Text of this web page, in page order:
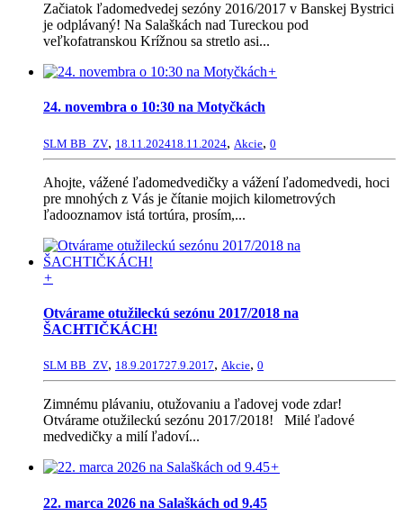
Začiatok ľadomedvedej sezóny 2016/2017 v Banskej Bystrici
je odplávaný! Na Salaškách nad Tureckou pod
veľkofatranskou Krížnou sa stretlo asi...
+
24. novembra o 10:30 na Motyčkách
SLM BB_ZV, 18.11.202418.11.2024, Akcie, 0
Ahojte, vážené ľadomedvedičky a vážení ľadomedvedi, hoci
pre mnohých z Vás je čítanie mojich kilometrových
ľadooznamov istá tortúra, prosím,...
+
Otvárame otužileckú sezónu 2017/2018 na
ŠACHTIČKÁCH!
SLM BB_ZV, 18.9.201727.9.2017, Akcie, 0
Zimnému plávaniu, otužovaniu a ľadovej vode zdar!
Otvárame otužileckú sezónu 2017/2018! Milé ľadové
medvedičky a milí ľadoví...
+
22. marca 2026 na Salaškách od 9.45